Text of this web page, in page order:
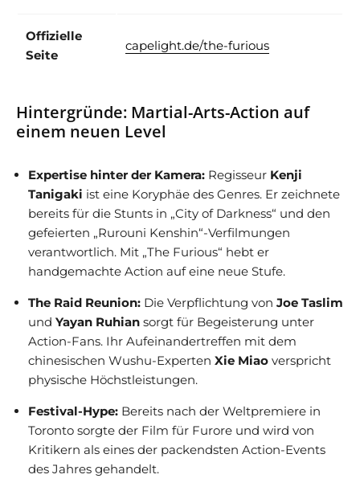
Offizielle
Seite
capelight.de/the-furious
Hintergründe: Martial-Arts-Action auf
einem neuen Level
Expertise hinter der Kamera: Regisseur Kenji
Tanigaki ist eine Koryphäe des Genres. Er zeichnete
bereits für die Stunts in „City of Darkness“ und den
gefeierten „Rurouni Kenshin“-Verfilmungen
verantwortlich. Mit „The Furious“ hebt er
handgemachte Action auf eine neue Stufe.
The Raid Reunion: Die Verpflichtung von Joe Taslim
und Yayan Ruhian sorgt für Begeisterung unter
Action-Fans. Ihr Aufeinandertreffen mit dem
chinesischen Wushu-Experten Xie Miao verspricht
physische Höchstleistungen.
Festival-Hype: Bereits nach der Weltpremiere in
Toronto sorgte der Film für Furore und wird von
Kritikern als eines der packendsten Action-Events
des Jahres gehandelt.